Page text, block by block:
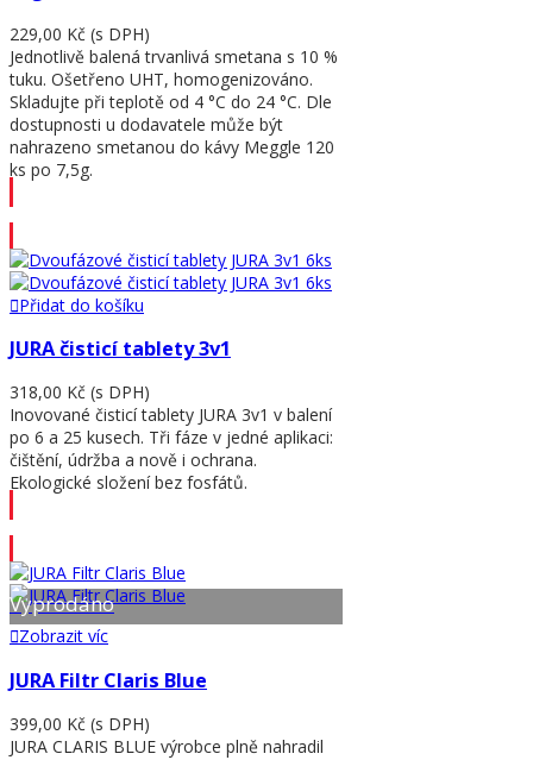
229,00 Kč (s DPH)
Jednotlivě balená trvanlivá smetana s 10 %
tuku. Ošetřeno UHT, homogenizováno.
Skladujte při teplotě od 4 °C do 24 °C. Dle
dostupnosti u dodavatele může být
nahrazeno smetanou do kávy Meggle 120
ks po 7,5g.
Přidat do košíku
JURA čisticí tablety 3v1
318,00 Kč (s DPH)
Inovované čisticí tablety JURA 3v1 v balení
po 6 a 25 kusech. Tři fáze v jedné aplikaci:
čištění, údržba a nově i ochrana.
Ekologické složení bez fosfátů.
Vyprodáno
Zobrazit víc
JURA Filtr Claris Blue
399,00 Kč (s DPH)
JURA CLARIS BLUE výrobce plně nahradil